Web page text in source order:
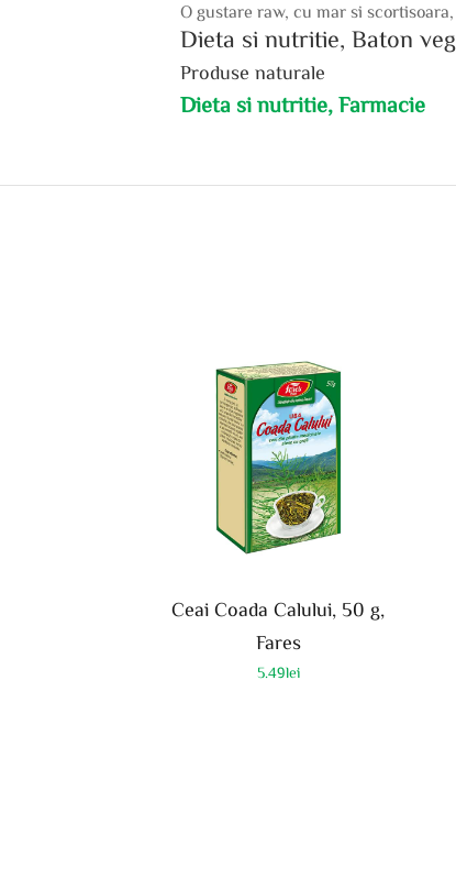
O gustare raw, cu mar si
Dieta si nutritie, Baton
Produse naturale
Dieta si nutritie, Farmacie
Ceai Coada Calului, 50 g,
Fares
5.49lei